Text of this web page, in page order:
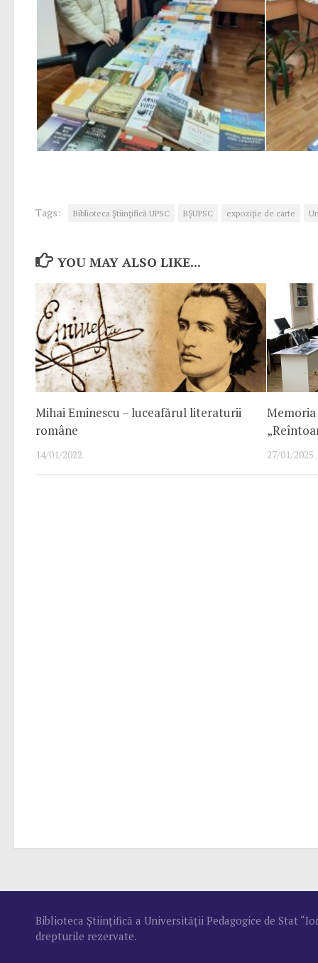
Tags: Biblioteca Științifică UPSC BȘUPSC expoziție de carte
YOU MAY ALSO LIKE...
Mihai Eminescu – luceafărul literaturii
române
14/01/2022 27/01/2025
Biblioteca Ştiinţifică a Universităţii Pedagogice de Stat
drepturile rezervate.